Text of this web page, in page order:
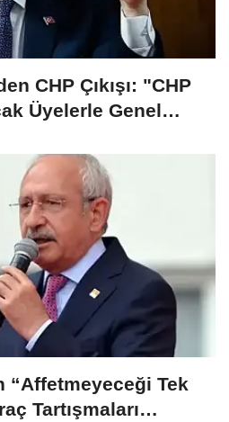
CHP Çıkışı: "CHP
Üyelerle Genel
“Affetmeyeceği Tek
Tartışmaları